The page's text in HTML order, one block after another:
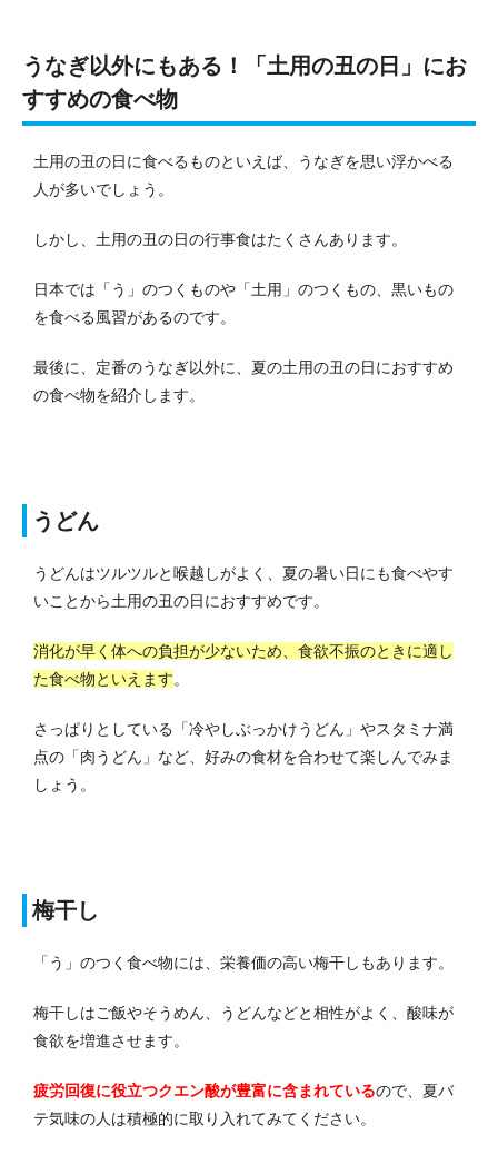
うなぎ以外にもある！「土用の丑の日」にお
すすめの食べ物
土用の丑の日に食べるものといえば、うなぎを思い浮かべる
人が多いでしょう。
しかし、土用の丑の日の行事食はたくさんあります。
日本では「う」のつくものや「土用」のつくもの、黒いもの
を食べる風習があるのです。
最後に、定番のうなぎ以外に、夏の土用の丑の日におすすめ
の食べ物を紹介します。
うどん
うどんはツルツルと喉越しがよく、夏の暑い日にも食べやす
いことから土用の丑の日におすすめです。
消化が早く体への負担が少ないため、食欲不振のときに適し
た食べ物といえます。
さっぱりとしている「冷やしぶっかけうどん」やスタミナ満
点の「肉うどん」など、好みの食材を合わせて楽しんでみま
しょう。
梅干し
「う」のつく食べ物には、栄養価の高い梅干しもあります。
梅干しはご飯やそうめん、うどんなどと相性がよく、酸味が
食欲を増進させます。
疲労回復に役立つクエン酸が豊富に含まれているので、夏バ
テ気味の人は積極的に取り入れてみてください。